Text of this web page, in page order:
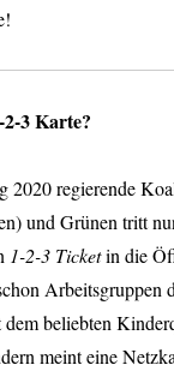
3 Karte?
2020 regierende
und Grünen tritt
1-2-3 Ticketin die
Arbeitsgruppen
dem beliebten
meint eine